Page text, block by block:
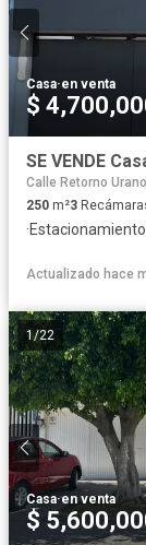
Casa·en venta
$
SE VENDE
Calle Retorno Urano
250 m²3
·Estacionamiento
Actualizado hace
1/22
Casa·en venta
$